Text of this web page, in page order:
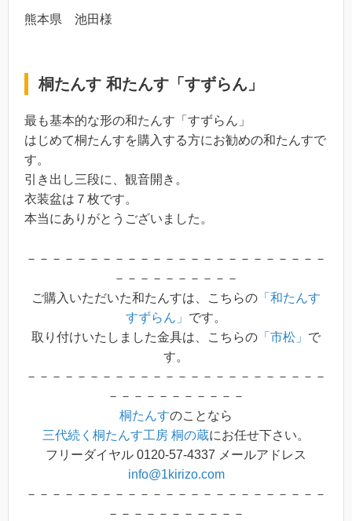
熊本県 池田様
桐たんす 和たんす「すずらん」
最も基本的な形の和たんす「すずらん」
はじめて桐たんすを購入する方にお勧めの和たんすで
す。
引き出し三段に、観音開き。
衣装盆は７枚です。
本当にありがとうございました。
－－－－－－－－－－－－－－－－－－－－－－－－
－－－－－－－－－－
ご購入いただいた和たんすは、こちらの 「和たんす
すずらん」 です。
取り付けいたしました金具は、こちらの 「市松」 で
す。
－－－－－－－－－－－－－－－－－－－－－－－－
－－－－－－－－－－－
桐たんすのことなら
三代続く桐たんす工房 桐の蔵にお任せ下さい。
フリーダイヤル 0120-57-4337 メールアドレス
info@1kirizo.com
－－－－－－－－－－－－－－－－－－－－－－－－
－－－－－－－－－－－